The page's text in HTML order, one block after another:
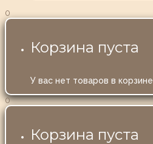
0
Корзина пуста
У вас нет товаров в корзине
0
Корзина пуста